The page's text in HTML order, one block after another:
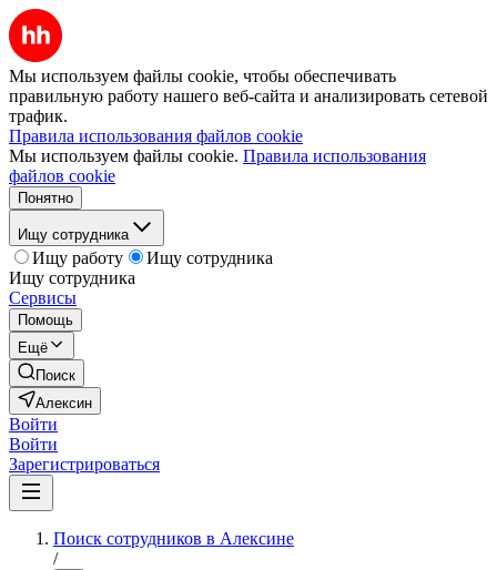
Мы используем файлы cookie, чтобы обеспечивать
правильную работу нашего веб-сайта и анализировать сетевой
трафик.
Правила использования файлов cookie
Мы используем файлы cookie. Правила использования
файлов cookie
Понятно
Ищу сотрудника
Ищу работу
Ищу сотрудника
Ищу сотрудника
Сервисы
Помощь
Ещё
Поиск
Алексин
Войти
Войти
Зарегистрироваться
Поиск сотрудников в Алексине
/